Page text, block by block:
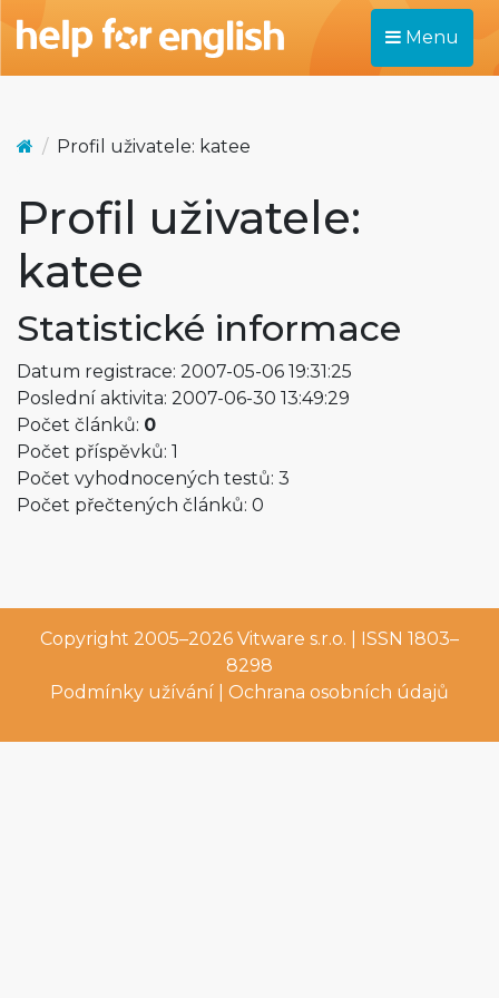
Menu
Profil uživatele: katee
Profil uživatele:
katee
Statistické informace
Datum registrace: 2007-05-06 19:31:25
Poslední aktivita: 2007-06-30 13:49:29
Počet článků: 0
Počet příspěvků: 1
Počet vyhodnocených testů: 3
Počet přečtených článků: 0
Copyright 2005–2026 Vitware s.r.o. | ISSN 1803–
8298
Podmínky užívání
Ochrana osobních údajů